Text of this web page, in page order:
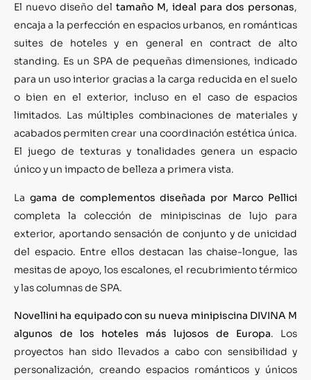
El nuevo diseño del tamaño M, ideal para dos personas,
encaja a la perfección en espacios urbanos, en románticas
suites de hoteles y en general en contract de alto
standing. Es un SPA de pequeñas dimensiones, indicado
para un uso interior gracias a la carga reducida en el suelo
o bien en el exterior, incluso en el caso de espacios
limitados. Las múltiples combinaciones de materiales y
acabados permiten crear una coordinación estética única.
El juego de texturas y tonalidades genera un espacio
único y un impacto de belleza a primera vista.
La gama de complementos diseñada por Marco Pellici
completa la colección de minipiscinas de lujo para
exterior, aportando sensación de conjunto y de unicidad
del espacio. Entre ellos destacan las chaise-longue, las
mesitas de apoyo, los escalones, el recubrimiento térmico
y las columnas de SPA.
Novellini ha equipado con su nueva minipiscina DIVINA M
algunos de los hoteles más lujosos de Europa. Los
proyectos han sido llevados a cabo con sensibilidad y
personalización, creando espacios románticos y únicos